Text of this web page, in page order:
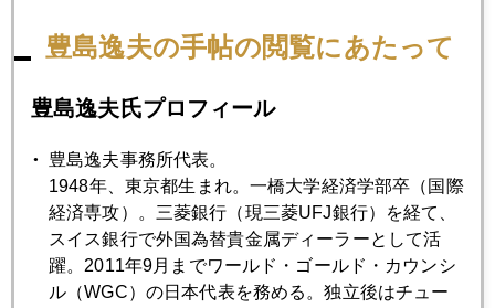
クレディ・スイスの危機、１０月２７日に再建案発表へ
2022年10月25日
アウェーの為替介入はもぐら叩き、Ｘデーは１１月２日
2022年10月24日
豊島逸夫の手帖の閲覧にあたって
豊島逸夫氏プロフィール
豊島逸夫事務所代表。
1948年、東京都生まれ。一橋大学経済学部卒（国際
経済専攻）。三菱銀行（現三菱UFJ銀行）を経て、
スイス銀行で外国為替貴金属ディーラーとして活
躍。2011年9月までワールド・ゴールド・カウンシ
ル（WGC）の日本代表を務める。独立後はチュー